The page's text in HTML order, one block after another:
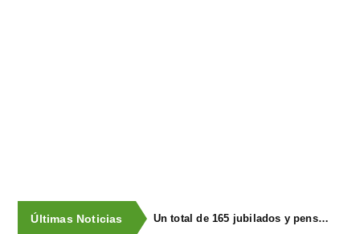
Últimas Noticias Un total de 165 jubilados y pensionistas de Llanera visitaron la FIDMA en una excursión organizada por Bienestar Social